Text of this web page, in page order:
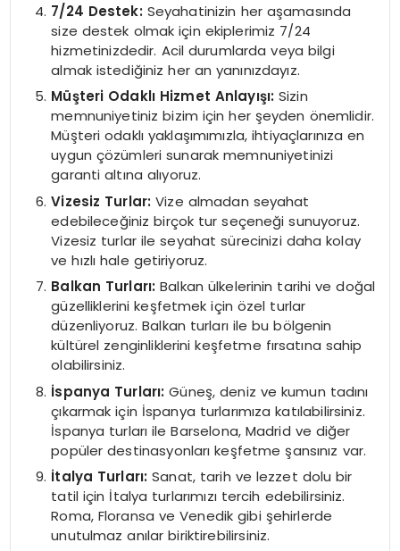
7/24 Destek: Seyahatinizin her aşamasında
size destek olmak için ekiplerimiz 7/24
hizmetinizdedir. Acil durumlarda veya bilgi
almak istediğiniz her an yanınızdayız.
Müşteri Odaklı Hizmet Anlayışı: Sizin
memnuniyetiniz bizim için her şeyden önemlidir.
Müşteri odaklı yaklaşımımızla, ihtiyaçlarınıza en
uygun çözümleri sunarak memnuniyetinizi
garanti altına alıyoruz.
Vizesiz Turlar: Vize almadan seyahat
edebileceğiniz birçok tur seçeneği sunuyoruz.
Vizesiz turlar ile seyahat sürecinizi daha kolay
ve hızlı hale getiriyoruz.
Balkan Turları: Balkan ülkelerinin tarihi ve doğal
güzelliklerini keşfetmek için özel turlar
düzenliyoruz. Balkan turları ile bu bölgenin
kültürel zenginliklerini keşfetme fırsatına sahip
olabilirsiniz.
İspanya Turları: Güneş, deniz ve kumun tadını
çıkarmak için İspanya turlarımıza katılabilirsiniz.
İspanya turları ile Barselona, Madrid ve diğer
popüler destinasyonları keşfetme şansınız var.
İtalya Turları: Sanat, tarih ve lezzet dolu bir
tatil için İtalya turlarımızı tercih edebilirsiniz.
Roma, Floransa ve Venedik gibi şehirlerde
unutulmaz anılar biriktirebilirsiniz.